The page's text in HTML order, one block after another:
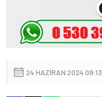
24 HAZIRAN 2024 09:13